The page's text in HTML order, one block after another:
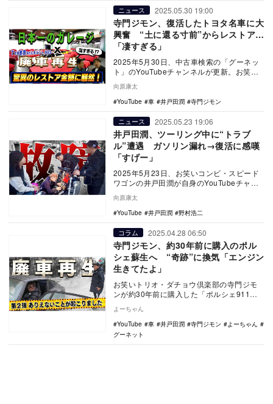
ニュース 2025.05.30 19:00
寺門ジモン、復活したトヨタ名車に大
興奮 “土に還る寸前”からレストア…
「凄すぎる」
2025年5月30日、中古車検索の「グーネッ
ト」のYouTubeチャンネルが更新。お笑い
3…
向原康太
YouTube
車 井戸田潤 寺門ジモン
ニュース 2025.05.23 19:06
井戸田潤、ツーリング中に“トラブ
ル”遭遇 ガソリン漏れ→復活に感嘆
「すげー」
2025年5月23日、お笑いコンビ・スピード
ワゴンの井戸田潤が自身のYouTubeチャン
を…
向原康太
YouTube
井戸田潤 野村浩二
コラム 2025.04.28 06:50
寺門ジモン、約30年前に購入のポル
シェ蘇生へ “奇跡”に換気「エンジン
生きてたよ」
お笑いトリオ・ダチョウ倶楽部の寺門ジモ
ンが約30年前に購入した「ポルシェ911
YouT…
よーちゃん
YouTube
車 井戸田潤 寺門ジモン
よーちゃん
グーネット